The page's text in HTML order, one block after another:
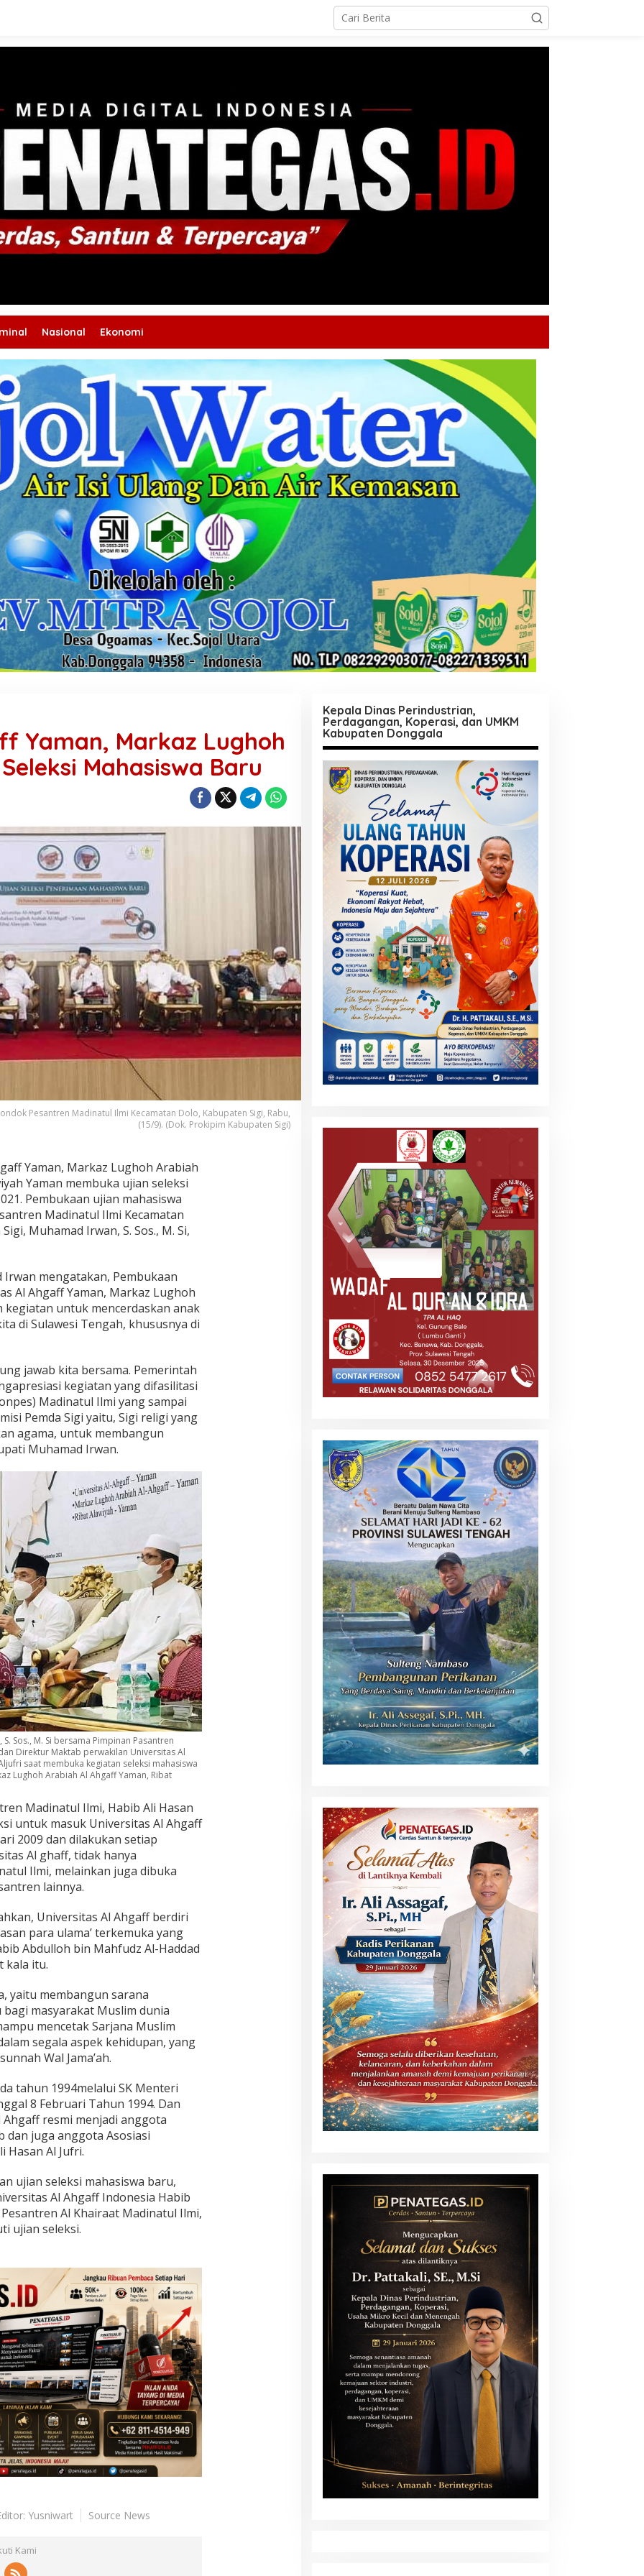
Nasional Ekonomi
Yaman, Markaz Lughoh
Mahasiswa Baru
Pesantren Madinatul Ilmi Kecamatan Dolo, Kabupaten Sigi, Rabu,
(15/9). (Dok. Prokipim Kabupaten Sigi)
Yaman, Markaz Lughoh Arabiah
Yaman membuka ujian seleksi
Pembukaan ujian mahasiswa
Madinatul Ilmi Kecamatan
Muhamad Irwan, S. Sos., M. Si,
mengatakan, Pembukaan
Al Ahgaff Yaman, Markaz Lughoh
kegiatan untuk mencerdaskan anak
di Sulawesi Tengah, khususnya di
jawab kita bersama. Pemerintah
kegiatan yang difasilitasi
Madinatul Ilmi yang sampai
Pemda Sigi yaitu, Sigi religi yang
agama, untuk membangun
Muhamad Irwan.
Sos., M. Si bersama Pimpinan Pasantren
Direktur Maktab perwakilan Universitas Al
saat membuka kegiatan seleksi mahasiswa
Lughoh Arabiah Al Ahgaff Yaman, Ribat
Madinatul Ilmi, Habib Ali Hasan
untuk masuk Universitas Al Ahgaff
2009 dan dilakukan setiap
Al ghaff, tidak hanya
Ilmi, melainkan juga dibuka
lainnya.
Universitas Al Ahgaff berdiri
para ulama’ terkemuka yang
Abdulloh bin Mahfudz Al-Haddad
kala itu.
yaitu membangun sarana
masyarakat Muslim dunia
mencetak Sarjana Muslim
segala aspek kehidupan, yang
Wal Jama’ah.
tahun 1994melalui SK Menteri
8 Februari Tahun 1994. Dan
resmi menjadi anggota
dan juga anggota Asosiasi
Hasan Al Jufri.
ujian seleksi mahasiswa baru,
Al Ahgaff Indonesia Habib
Al Khairaat Madinatul Ilmi,
ujian seleksi.
Yusniwart Source News
Kami
Kepala Dinas Perindustrian,
Perdagangan, Koperasi, dan UMKM
Kabupaten Donggala